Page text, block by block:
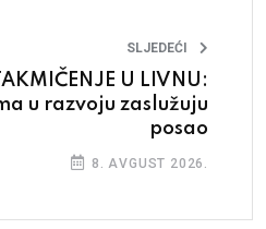
SLJEDEĆI
U LIVNU:
u razvoju zaslužuju
posao
8. AVGUST 2026.